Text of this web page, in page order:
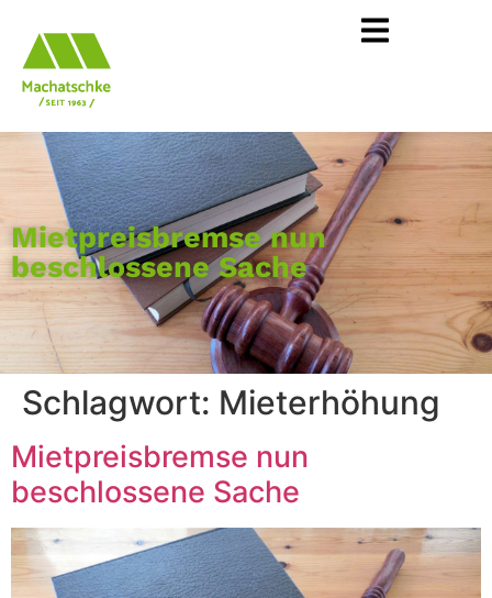
Mietpreisbremse nun
beschlossene Sache
Schlagwort: Mieterhöhung
Mietpreisbremse nun
beschlossene Sache